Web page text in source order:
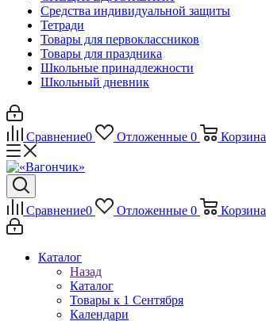
Средства индивидуальной защиты
Тетради
Товары для первоклассников
Товары для праздника
Школьные принадлежности
Школьный дневник
Сравнение0 Отложенные 0 Корзина
Сравнение0 Отложенные 0 Корзина
Каталог
Назад
Каталог
Товары к 1 Сентября
Календари